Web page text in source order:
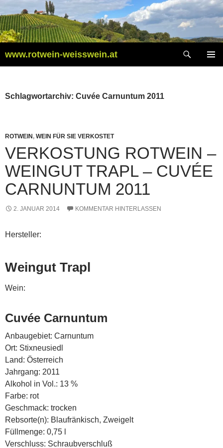
Inhalt
springen
www.rotwein-weisswein.at
Schlagwortarchiv: Cuvée Carnuntum 2011
ROTWEIN , WEIN FÜR SIE VERKOSTET
VERKOSTUNG ROTWEIN –
WEINGUT TRAPL – CUVÉE
CARNUNTUM 2011
2. JANUAR 2014 KOMMENTAR HINTERLASSEN
Hersteller:
Weingut Trapl
Wein:
Cuvée Carnuntum
Anbaugebiet: Carnuntum
Ort: Stixneusiedl
Land: Österreich
Jahrgang: 2011
Alkohol in Vol.: 13 %
Farbe: rot
Geschmack: trocken
Rebsorte(n): Blaufränkisch, Zweigelt
Füllmenge: 0,75 l
Verschluss: Schraubverschluß